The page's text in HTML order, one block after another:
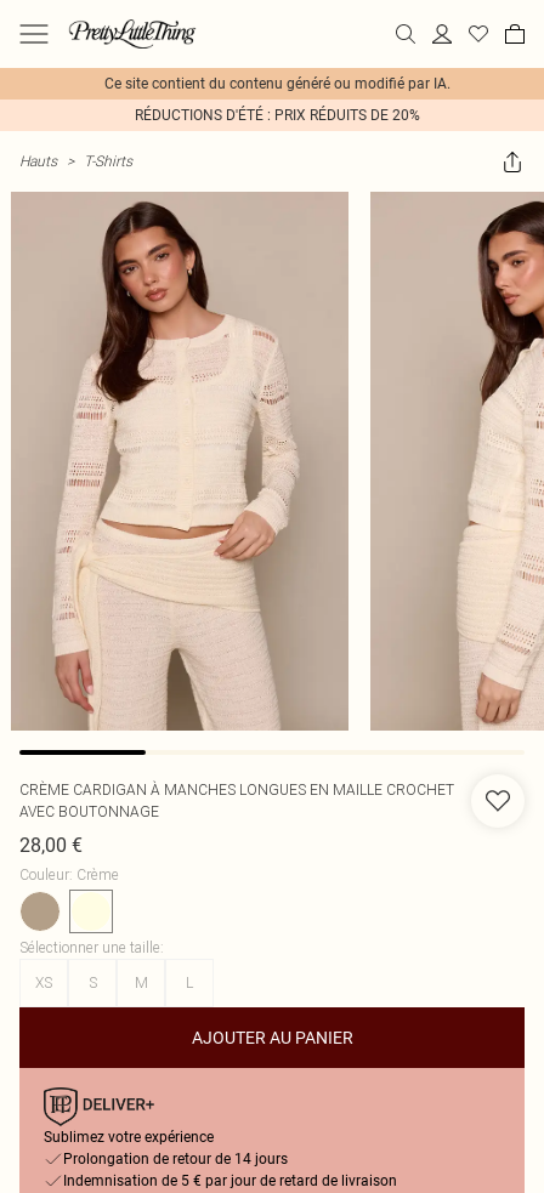
Ce site contient du contenu généré ou modifié par IA.
RÉDUCTIONS D'ÉTÉ : PRIX RÉDUITS DE 20%
Hauts > T-Shirts
CRÈME CARDIGAN À MANCHES LONGUES EN MAILLE CROCHET
AVEC BOUTONNAGE
28,00 €
Couleur: Crème
Sélectionner une taille:
XS
S M L
AJOUTER AU PANIER
Sublimez votre expérience
Prolongation de retour de 14 jours
Indemnisation de 5 € par jour de retard de livraison